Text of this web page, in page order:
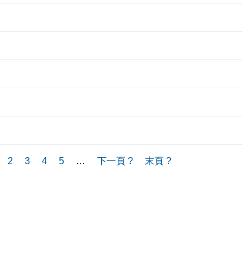
2 3 4 5 … 下一頁 ? 末頁 ?